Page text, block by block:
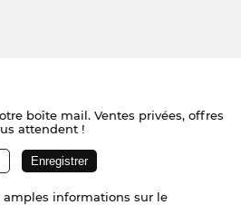
boîte mail. Ventes privées, offres
attendent !
amples informations sur le